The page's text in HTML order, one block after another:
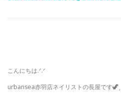
こんにちは‪.ᐟ‪.ᐟ
urbansea赤羽店ネイリストの長屋です🦖⸒⸒